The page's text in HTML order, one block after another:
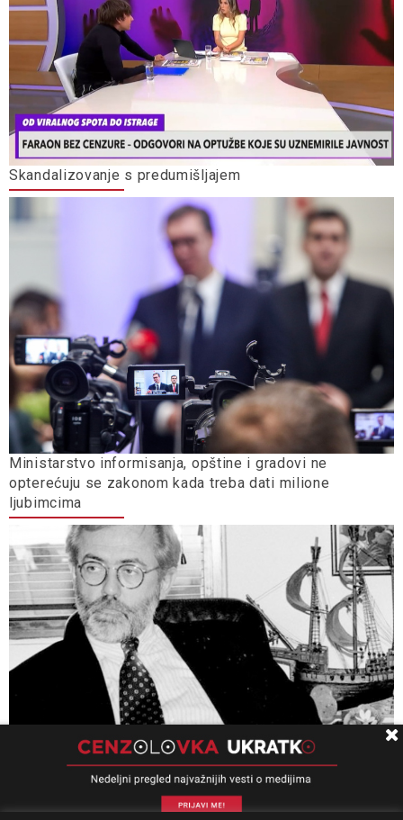
Skandalizovanje s predumišljajem
Ministarstvo informisanja, opštine i gradovi ne
opterećuju se zakonom kada treba dati milione
ljubimcima
Univerzitet Kolumbija: Slučaj „Ćuruvija” presedan, važan
za pitanja slobode izražavanja, odgovornosti i